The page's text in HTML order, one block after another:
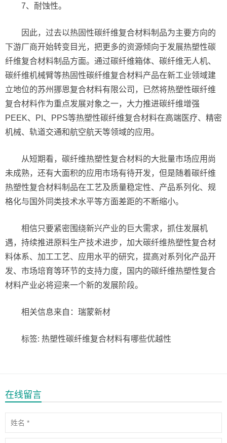
7、耐蚀性。
因此，过去以热固性碳纤维复合材料制品为主要方向的
下游厂商开始转变目光，把更多的资源倾向于发展热塑性碳
纤维复合材料制品方面。通过碳纤维箱体、碳纤维无人机、
碳纤维机械臂等热固性碳纤维复合材料产品在新工业领域建
立地位的苏州挪恩复合材料有限公司，已然将热塑性碳纤维
复合材料作为重点发展对象之一，大力推进碳纤维增强
PEEK、PI、PPS等热塑性碳纤维复合材料在高端医疗、精密
机械、轨道交通和航空航天等领域的应用。
从短期看，碳纤维热塑性复合材料的大批量市场应用尚
未成熟，还有大面积的应用市场有待开发，但是随着碳纤维
热塑性复合材料制品在工艺及质量稳定性、产品系列化、规
格化与国外同类技术水平等方面差距的不断缩小。
相信只要紧密围绕新兴产业的巨大需求，抓住发展机
遇，持续推进原料生产技术进步，加大碳纤维热塑性复合材
料体系、加工工艺、应用水平的研究，提高对系列化产品开
发、市场培育等环节的支持力度，国内的碳纤维热塑性复合
材料产业必将迎来一个新的发展阶段。
相关信息来自：瑞蒙新材
标签: 热塑性碳纤维复合材料有哪些优越性
在线留言